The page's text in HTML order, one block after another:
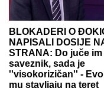
BLOKADERI O
NAPISALI DOSIJE
STRANA: Do juče
saveznik, sada je
''visokorizičan'' -
mu stavljaju na teret